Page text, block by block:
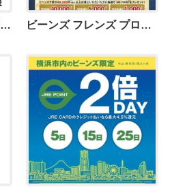
令和８年熊本地震で被災された皆さまに、心よりお見舞い申し上げます ビーンズ フレンズ プログラム 先行エントリー特典のご案内